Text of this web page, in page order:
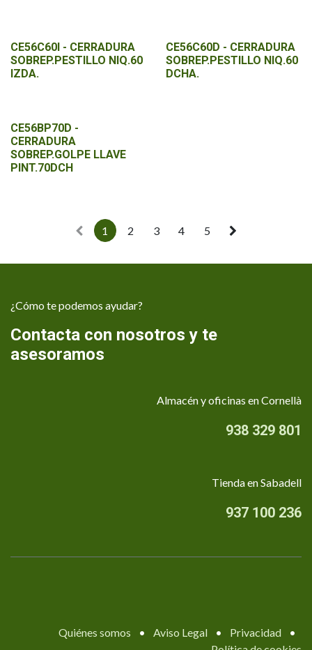
CE56C60I - CERRADURA
SOBREP.PESTILLO NIQ.60
IZDA.
CE56C60D - CERRADURA
SOBREP.PESTILLO NIQ.60
DCHA.
CE56BP70D -
CERRADURA
SOBREP.GOLPE LLAVE
PINT.70DCH
1 2 3 4 5
¿Cómo te podemos ayudar?
Contacta con nosotros y te
asesoramos
Almacén y oficinas en Cornellà
938 329 801
Tienda en Sabadell
937 100 236
Quiénes somos • Aviso Legal • Privacidad
•